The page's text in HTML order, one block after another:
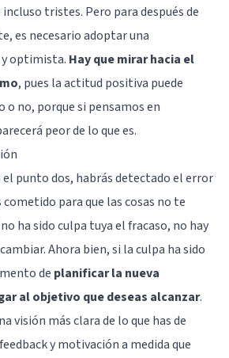
incluso tristes. Pero para después de
es necesario adoptar una
optimista. Hay que mirar hacia el
, pues la actitud positiva puede
no, porque si pensamos en
peor de lo que es.
el punto dos, habrás detectado el error
para que las cosas no te
ha sido culpa tuya el fracaso, no hay
Ahora bien, si la culpa ha sido
de planificar la nueva
al objetivo que deseas alcanzar.
visión más clara de lo que has de
y motivación a medida que